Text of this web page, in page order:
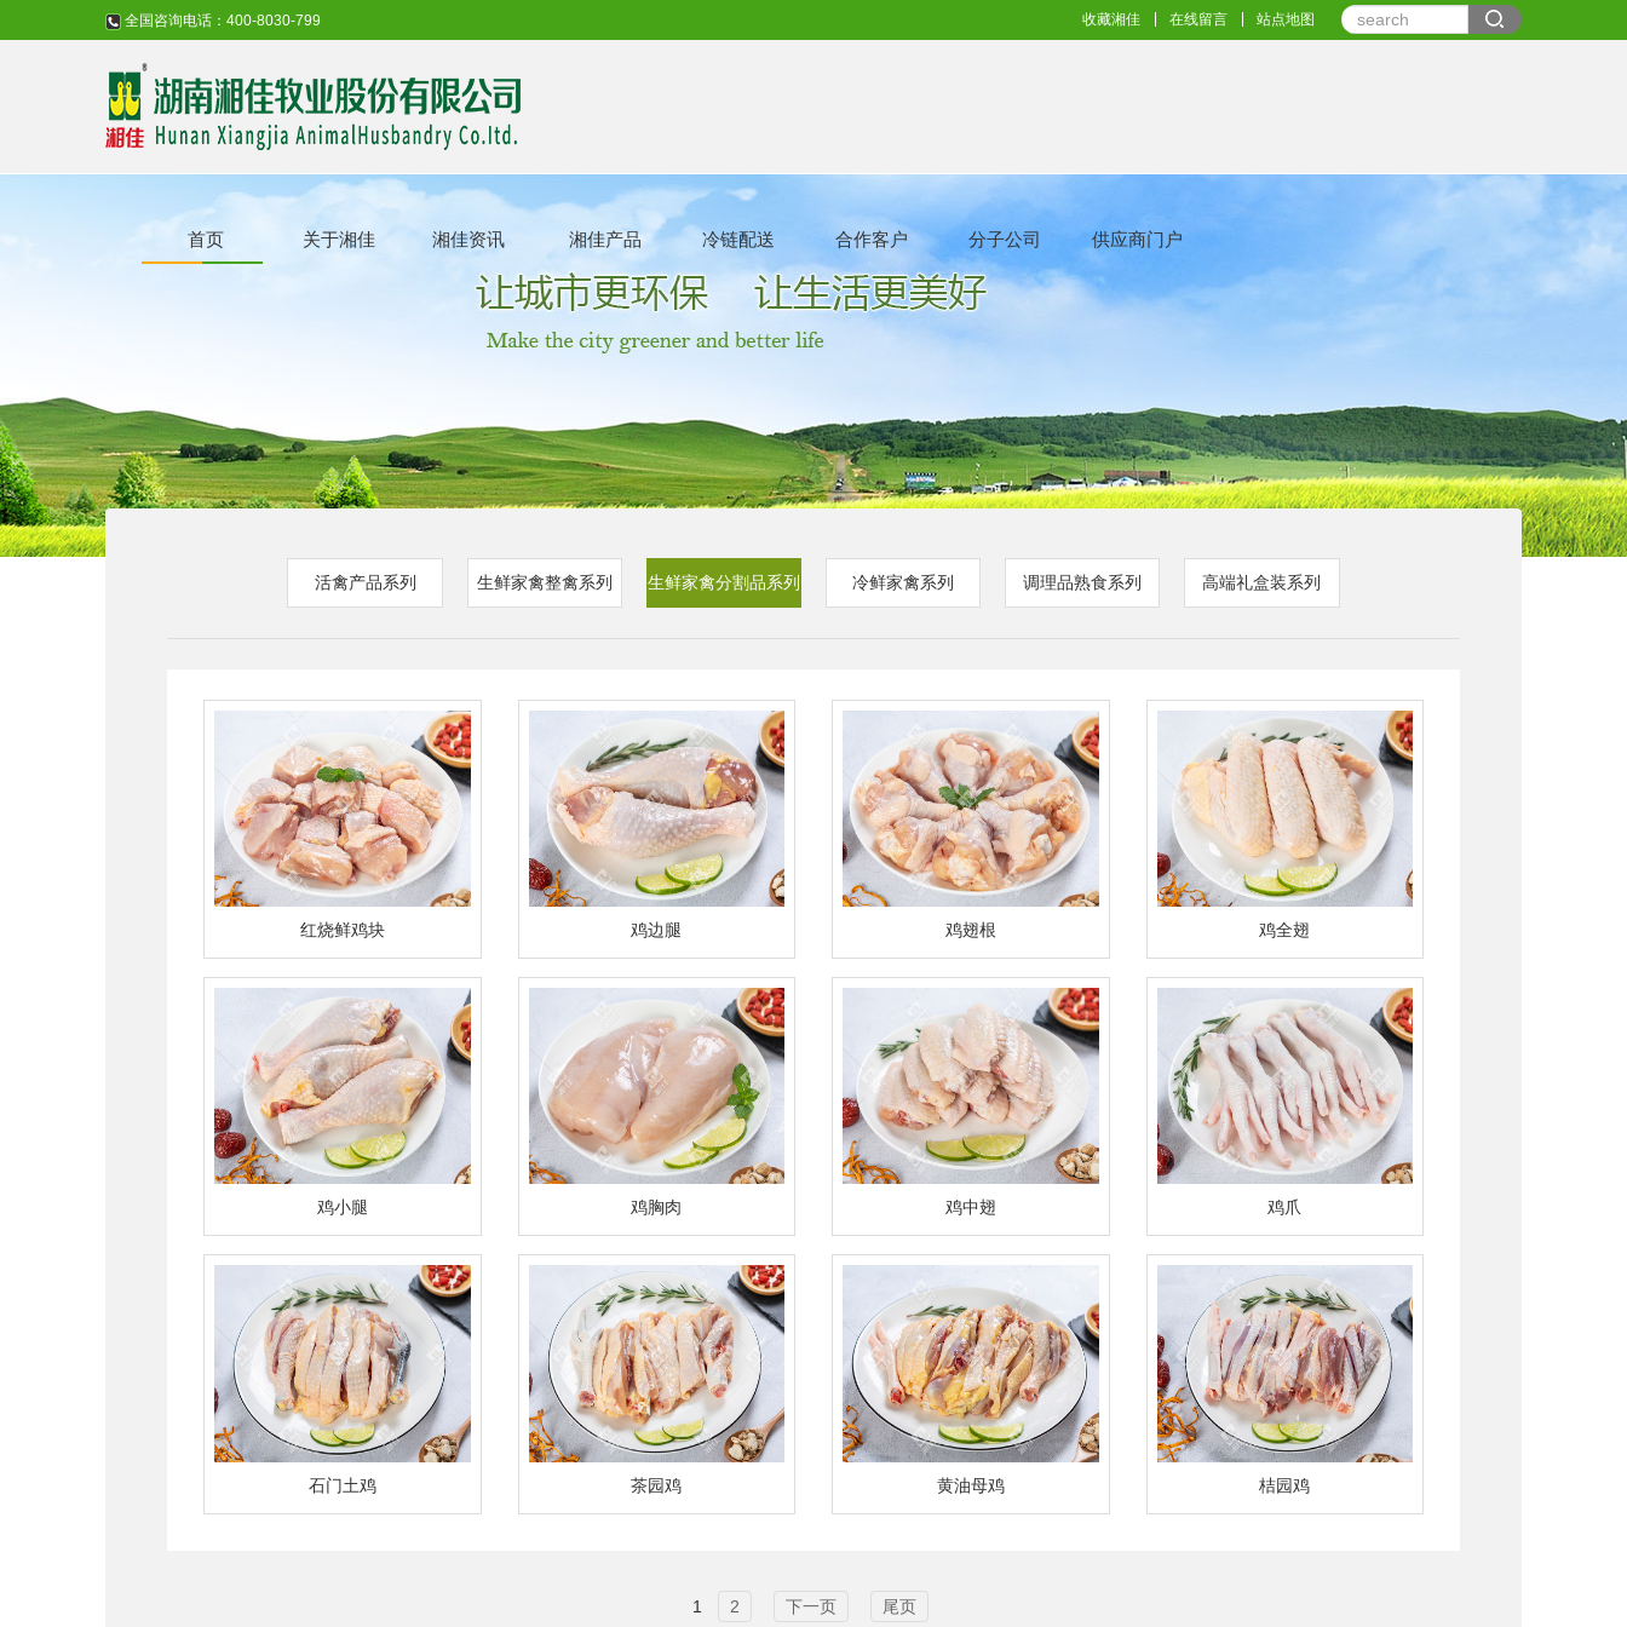
全国咨询电话：400-8030-799 收藏湘佳 在线留言 站点地图
首页 关于湘佳 湘佳资讯 湘佳产品 冷链配送 合作客户 分子公司 供应商门户
活禽产品系列 生鲜家禽整禽系列 生鲜家禽分割品系列 冷鲜家禽系列 调理品熟食系列 高端礼盒装系列
红烧鲜鸡块 鸡边腿 鸡翅根 鸡全翅
鸡小腿 鸡胸肉 鸡中翅 鸡爪
石门土鸡 茶园鸡 黄油母鸡 桔园鸡
1 2 下一页 尾页